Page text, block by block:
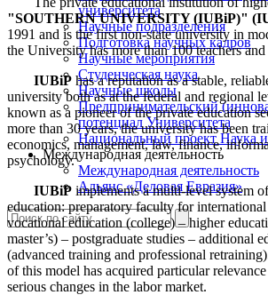
университета
Научные подразделения
Подготовка научных кадров
Научные мероприятия
Студенческая наука
Научные школы
Предпринимательский
потенциал Университета
Национальный проект Наука
Международная деятельность
Международная деятельность
Альянс «Деловая Евразия»
"SOUTHERN UNIVERSITY (IUBiP)"
1991 and is the first non-state university in
the University has more than 100 teachers
IUBiP has a reputation as a stable,
university both as at the federal and regional
known as a pioneer of the private education
more than 30 years, the university has been
economics, management, law, finance,
psychology.
IUBiP implements a multi-level system
education: preparatory faculty for
vocational education (college) – higher
master’s) – postgraduate studies – additional
(advanced training and professional
of this model has acquired particular
serious changes in the labor market.